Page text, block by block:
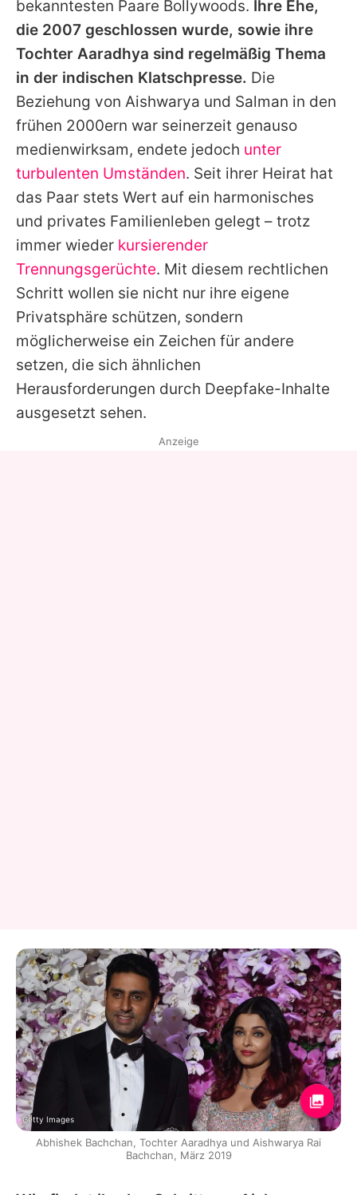
bekanntesten Paare Bollywoods. Ihre Ehe,
die 2007 geschlossen wurde, sowie ihre
Tochter Aaradhya sind regelmäßig Thema
in der indischen Klatschpresse. Die
Beziehung von Aishwarya und Salman in den
frühen 2000ern war seinerzeit genauso
medienwirksam, endete jedoch unter
turbulenten Umständen. Seit ihrer Heirat hat
das Paar stets Wert auf ein harmonisches
und privates Familienleben gelegt – trotz
immer wieder kursierender
Trennungsgerüchte. Mit diesem rechtlichen
Schritt wollen sie nicht nur ihre eigene
Privatsphäre schützen, sondern
möglicherweise ein Zeichen für andere
setzen, die sich ähnlichen
Herausforderungen durch Deepfake-Inhalte
ausgesetzt sehen.
Anzeige
Getty Images
Abhishek Bachchan, Tochter Aaradhya und Aishwarya Rai
Bachchan, März 2019